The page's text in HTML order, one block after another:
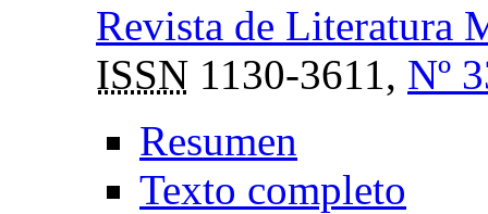
Revista de Literatura
ISSN 1130-3611, Nº
Resumen
Texto completo